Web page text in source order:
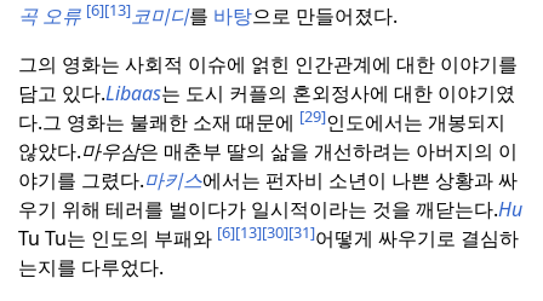
곡 오류 [6][13]코미디를 바탕으로 만들어졌다.
그의 영화는 사회적 이슈에 얽힌 인간관계에 대한 이야기를
담고 있다.Libaas는 도시 커플의 혼외정사에 대한 이야기였
다.그 영화는 불쾌한 소재 때문에 [29]인도에서는 개봉되지
않았다.마우삼은 매춘부 딸의 삶을 개선하려는 아버지의 이
야기를 그렸다.마키스에서는 펀자비 소년이 나쁜 상황과 싸
우기 위해 테러를 벌이다가 일시적이라는 것을 깨닫는다.Hu
Tu Tu는 인도의 부패와 [6][13][30][31]어떻게 싸우기로 결심하
는지를 다루었다.